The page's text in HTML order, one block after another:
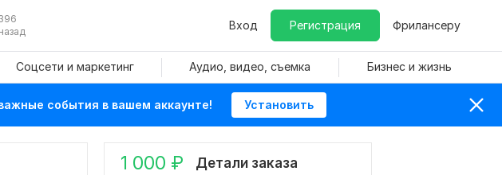
Вход Регистрация Фрилансеру
Соцсети и маркетинг Аудио, видео, съемка Бизнес и жизнь
события в вашем аккаунте! Установить
1 000 ₽ Детали заказа